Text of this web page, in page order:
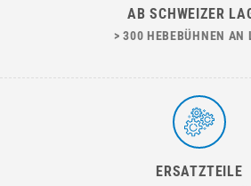
AB SCHWEIZER
> 300 HEBEBÜHNEN AN
ERSATZTEILE